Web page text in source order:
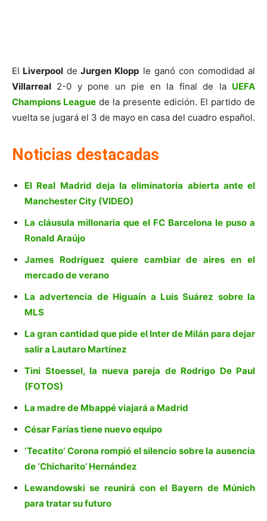
El Liverpool de Jurgen Klopp le ganó con comodidad al
Villarreal 2-0 y pone un pie en la final de la UEFA
Champions League de la presente edición. El partido de
vuelta se jugará el 3 de mayo en casa del cuadro español.
Noticias destacadas
El Real Madrid deja la eliminatoria abierta ante el
Manchester City (VIDEO)
La cláusula millonaria que el FC Barcelona le puso a
Ronald Araújo
James Rodríguez quiere cambiar de aires en el
mercado de verano
La advertencia de Higuaín a Luis Suárez sobre la
MLS
La gran cantidad que pide el Inter de Milán para dejar
salir a Lautaro Martínez
Tini Stoessel, la nueva pareja de Rodrigo De Paul
(FOTOS)
La madre de Mbappé viajará a Madrid
César Farías tiene nuevo equipo
‘Tecatito’ Corona rompió el silencio sobre la ausencia
de ‘Chicharito’ Hernández
Lewandowski se reunirá con el Bayern de Múnich
para tratar su futuro